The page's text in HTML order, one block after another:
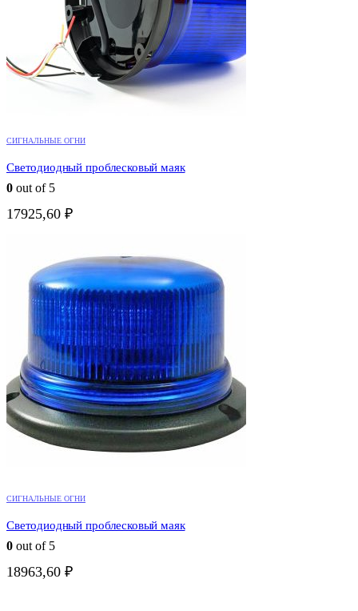
СИГНАЛЬНЫЕ ОГНИ
Светодиодный проблесковый маяк
0 out of 5
17925,60 ₽
СИГНАЛЬНЫЕ ОГНИ
Светодиодный проблесковый маяк
0 out of 5
18963,60 ₽